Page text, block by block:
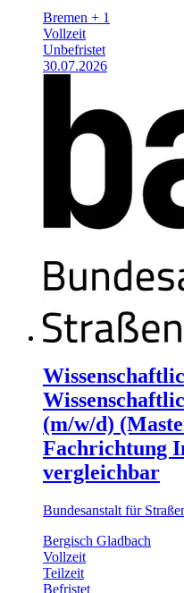
Bremen + 1
Vollzeit
Unbefristet
30.07.2026
(m/w/d)
Fachrichtung
vergleichbar
Bundesanstalt für
Bergisch Gladbach
Vollzeit
Teilzeit
Befristet